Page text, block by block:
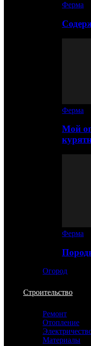
Ферма
Ферма
Мой
Ферма
Огород
Строительство
Ремонт
Отопление
Материалы